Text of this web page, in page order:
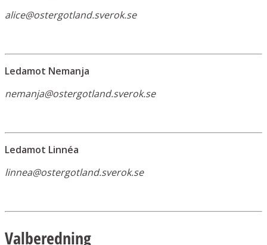
alice@ostergotland.sverok.se
Ledamot Nemanja
nemanja@ostergotland.sverok.se
Ledamot Linnéa
linnea@ostergotland.sverok.se
Valberedning